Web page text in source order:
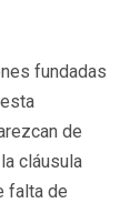
fundadas
de
cláusula
falta de